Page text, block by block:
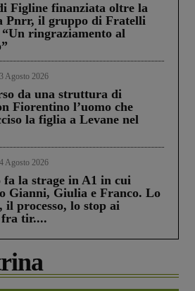
Figline finanziata oltre la
Pnrr, il gruppo di Fratelli
ringraziamento al
3 Agosto 2026
da una struttura di
Fiorentino l’uomo che
la figlia a Levane nel
4 Agosto 2026
fa la strage in A1 in cui
Gianni, Giulia e Franco. Lo
il processo, lo stop ai
fra tir....